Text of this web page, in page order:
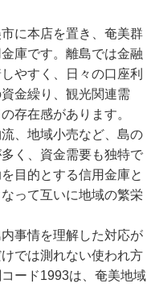
に本店を置き、奄美群
庫です。離島では金融
やすく、日々の口座利
金繰り、観光関連需
存在感があります。
、地域小売など、島の
く、資金需要も独特で
目的とする信用金庫と
って互いに地域の繁栄
事情を理解した対応が
では測れない使われ方
ード1993は、奄美地域